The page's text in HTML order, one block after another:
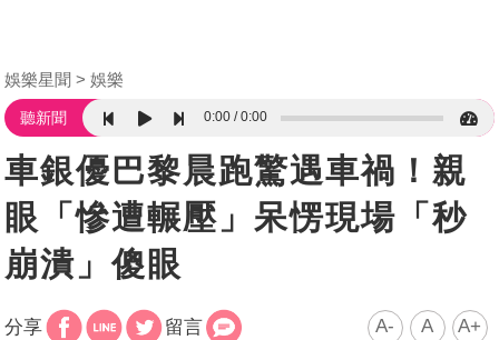
娛樂星聞 娛樂
聽新聞 0:00 0:00
車銀優巴黎晨跑驚遇車禍！親
眼「慘遭輾壓」呆愣現場「秒
崩潰」傻眼
分享 留言 A- A A+